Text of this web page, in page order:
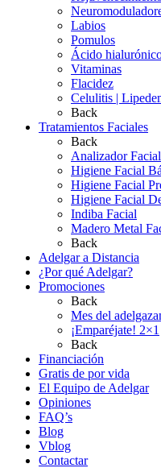
Labios
Pomulos
Ácido
Vitaminas
Flacidez
Celulitis |
Back
Tratamientos Faciales
Back
Analizador Facial
Higiene Facial
Higiene Facial
Higiene Facial
Indiba Facial
Madero Metal
Back
Adelgar a Distancia
¿Por qué Adelgar?
Promociones
Back
Mes del
¡Emparéjate! 2×1
Back
Financiación
Gratis de por vida
El Equipo de Adelgar
Opiniones
FAQ’s
Blog
Vblog
Contactar